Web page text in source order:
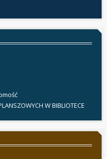
W BIBLIOTECE